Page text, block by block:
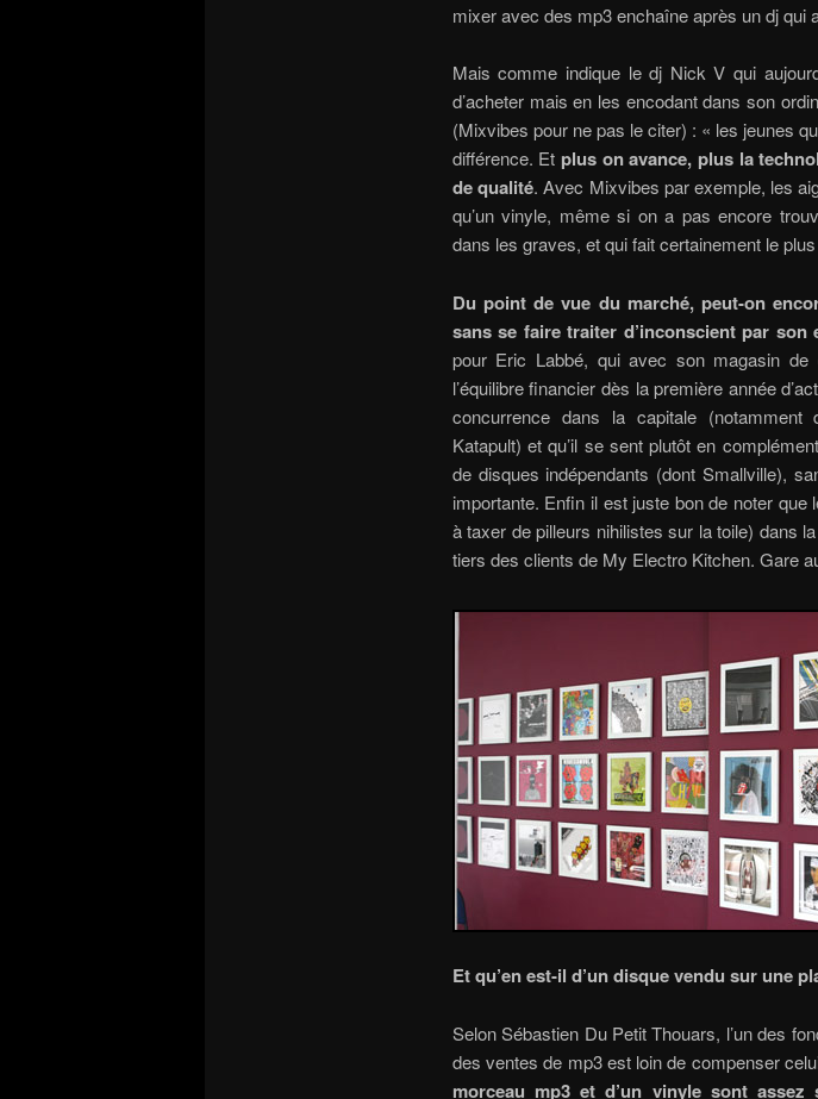
mixer avec des mp3 enchaîne après un dj qui
Mais comme indique le dj Nick V qui
d’acheter mais en les encodant dans son
(Mixvibes pour ne pas le citer) : « les jeunes
différence. Et plus on avance, plus la
de qualité. Avec Mixvibes par exemple, les
qu’un vinyle, même si on a pas encore
dans les graves, et qui fait certainement le
Du point de vue du marché, peut-on
sans se faire traiter d’inconscient par son
pour Eric Labbé, qui avec son magasin
l’équilibre financier dès la première année
concurrence dans la capitale
Katapult) et qu’il se sent plutôt en
de disques indépendants (dont Smallville),
importante. Enfin il est juste bon de noter que
à taxer de pilleurs nihilistes sur la toile) dans
tiers des clients de My Electro Kitchen. Gare
Et qu’en est-il d’un disque vendu sur une
Selon Sébastien Du Petit Thouars, l’un des
des ventes de mp3 est loin de compenser
morceau mp3 et d’un vinyle sont